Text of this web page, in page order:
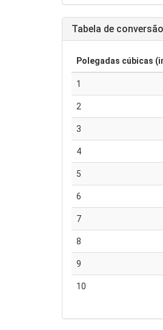
Tabela de
Polegadas cúbicas
1
2
3
4
5
6
7
8
9
10